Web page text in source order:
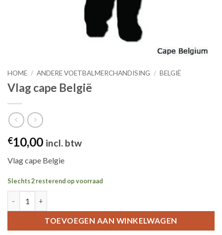
HOME / ANDERE VOETBALMERCHANDISING / BELGIË
Vlag cape België
€10,00 incl. btw
Vlag cape Belgie
Slechts 2 resterend op voorraad
TOEVOEGEN AAN WINKELWAGEN